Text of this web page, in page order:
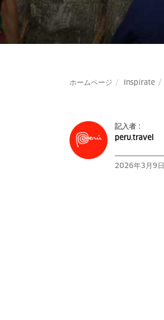
ホームページ Inspírate
記入者 :
peru.travel
2026年3月9日